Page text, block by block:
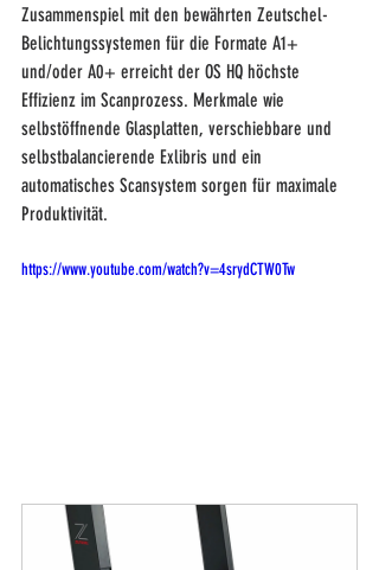
Zusammenspiel mit den bewährten Zeutschel-
Belichtungssystemen für die Formate A1+
und/oder A0+ erreicht der OS HQ höchste
Effizienz im Scanprozess. Merkmale wie
selbstöffnende Glasplatten, verschiebbare und
selbstbalancierende Exlibris und ein
automatisches Scansystem sorgen für maximale
Produktivität.
https://www.youtube.com/watch?v=4srydCTW0Tw